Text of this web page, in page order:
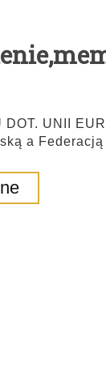
UNII
a Federacją